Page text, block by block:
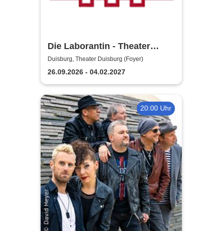
Die Laborantin - Theater
Duisburg
Duisburg, Theater Duisburg (Foyer)
26.09.2026 - 04.02.2027
20:00 Uhr